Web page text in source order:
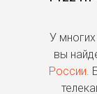
У
вы
России.